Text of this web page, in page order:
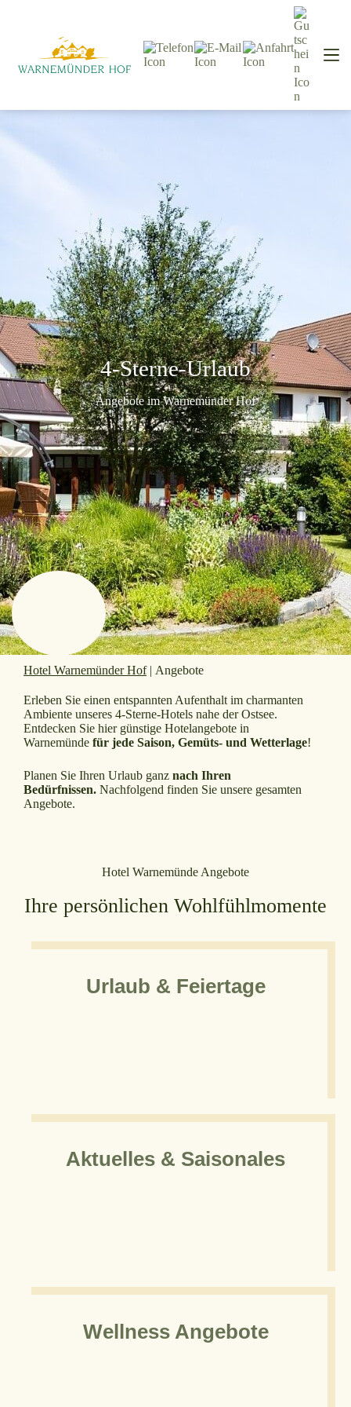
4-Sterne-Urlaub
Angebote im Warnemünder Hof
Hotel Warnemünder Hof| Angebote
Erleben Sie einen entspannten Aufenthalt im charmanten
Ambiente unseres 4-Sterne-Hotels nahe der Ostsee.
Entdecken Sie hier günstige Hotelangebote in
Warnemünde für jede Saison, Gemüts- und Wetterlage!
Planen Sie Ihren Urlaub ganz nach Ihren
Bedürfnissen. Nachfolgend finden Sie unsere gesamten
Angebote.
Hotel Warnemünde Angebote
Ihre persönlichen Wohlfühlmomente
Urlaub & Feiertage
Aktuelles & Saisonales
Wellness Angebote